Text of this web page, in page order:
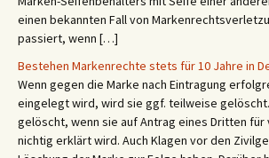
einen bekannten Fall von
passiert, wenn […]
Bestehen Markenrechte stets für 10 Jahre in
Wenn gegen die Marke nach Eintragung
eingelegt wird, wird sie ggf. teilweise
gelöscht, wenn sie auf Antrag eines Dritten
nichtig erklärt wird. Auch Klagen vor den